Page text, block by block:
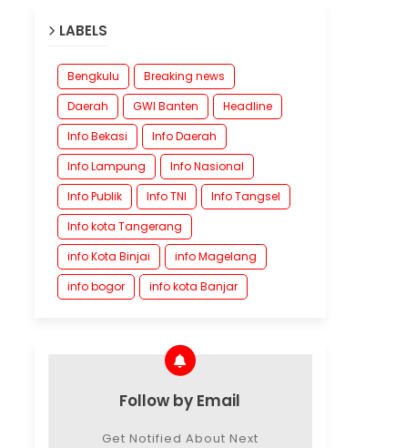
LABELS
Bengkulu
Breaking news
Daerah
GWI Banten
Headline
Info Bekasi
Info Daerah
Info Lampung
Info Nasional
Info Publik
Info TNI
Info Tangsel
Info kota Tangerang
info Kota Binjai
info Magelang
info bogor
info kota Banjar
Follow by Email
Get Notified About Next